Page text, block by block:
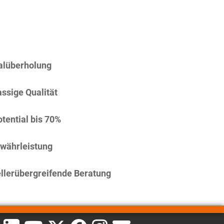
Qualität
bis 70%
Beratung